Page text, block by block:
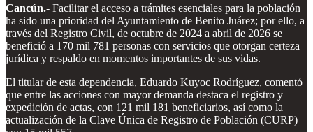
Cancún.- Facilitar el acceso a trámites esenciales para la población
ha sido una prioridad del Ayuntamiento de Benito Juárez; por ello, a
través del Registro Civil, de octubre de 2024 a abril de 2026 se
benefició a 170 mil 781 personas con servicios que otorgan certeza
jurídica y respaldo en momentos importantes de sus vidas.
El titular de esta dependencia, Eduardo Kuyoc Rodríguez, comentó
que entre las acciones con mayor demanda destaca el registro y
expedición de actas, con 121 mil 181 beneficiarios, así como la
actualización de la Clave Única de Registro de Población (CURP)